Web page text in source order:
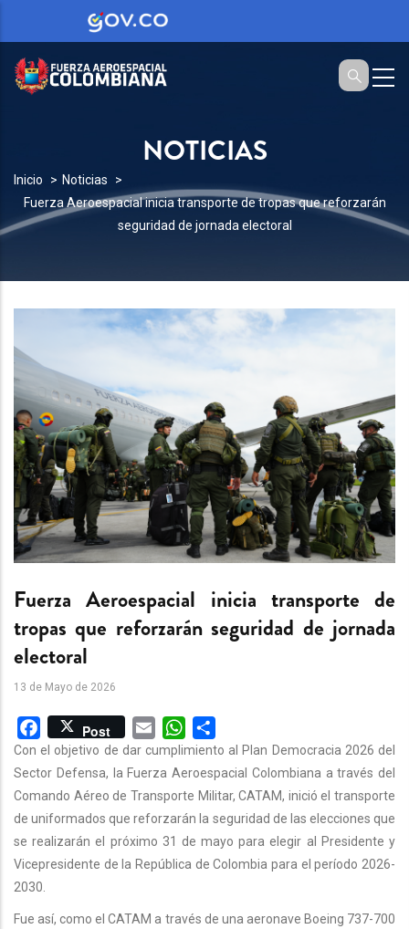
NOTICIAS
SOBRESCRIBIR
ENLACES
DE
A
NAVEGACIÓN
Inicio
Noticias
Fuerza Aeroespacial inicia transporte de tropas que reforzarán
seguridad de jornada electoral
Fuerza Aeroespacial inicia transporte de
tropas que reforzarán seguridad de jornada
electoral
13 de Mayo de 2026
Facebook
Post Email WhatsApp
Con el objetivo de dar cumplimiento al Plan Democracia 2026 del
Sector Defensa, la Fuerza Aeroespacial Colombiana a través del
Comando Aéreo de Transporte Militar, CATAM, inició el transporte
de uniformados que reforzarán la seguridad de las elecciones que
se realizarán el próximo 31 de mayo para elegir al Presidente y
Vicepresidente de la República de Colombia para el período 2026-
2030.
Fue así, como el CATAM a través de una aeronave Boeing 737-700